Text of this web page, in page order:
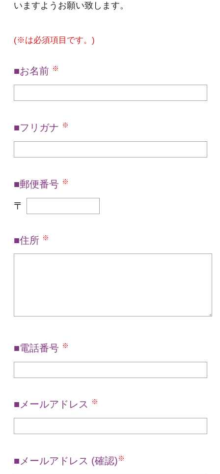
いますようお願い致します。
(※は必須項目です。)
お名前 ※
フリガナ ※
郵便番号 ※
〒
住所 ※
電話番号 ※
メールアドレス ※
メールアドレス (確認)※